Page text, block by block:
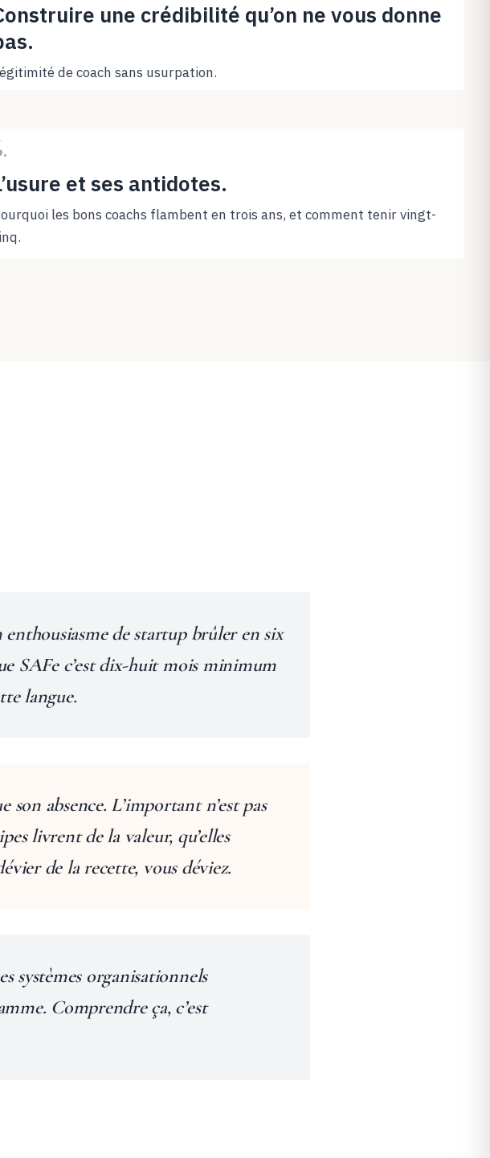
une crédibilité qu’on ne vous donne
de coach sans usurpation.
et ses antidotes.
les bons coachs flambent en trois ans, et comment tenir vingt-
enthousiasme de startup brûler en six
SAFe c’est dix-huit mois minimum
langue.
absence. L’important n’est pas
livrent de la valeur, qu’elles
de la recette, vous déviez.
systèmes organisationnels
Comprendre ça, c’est